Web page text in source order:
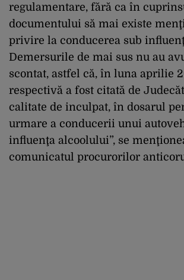
regulamentare, fără ca în
documentului să mai existe
privire la conducerea sub
Demersurile de mai sus nu au
scontat, astfel că, în luna aprilie
respectivă a fost citată de
calitate de inculpat, în dosarul
urmare a conducerii unui
influenţa alcoolului”, se
comunicatul procurorilor